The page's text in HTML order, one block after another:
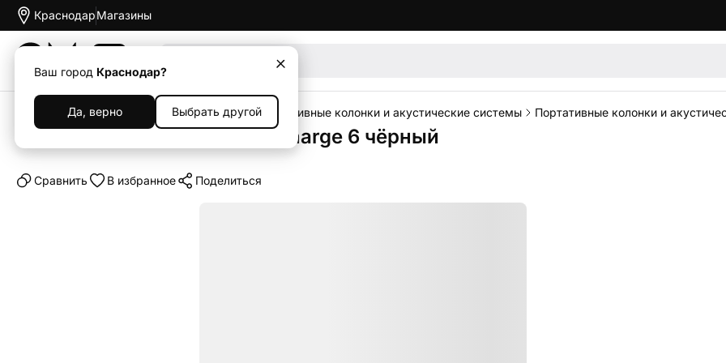
Краснодар
Ваш город Краснодар?
Да, верно Выбрать другой
Магазины
Каталог Наушники и колонки Портативные колонки и акустические системы Портативные колонки и
Портативная колонка JBL Charge 6 чёрный
Cравнить В избранное Поделиться